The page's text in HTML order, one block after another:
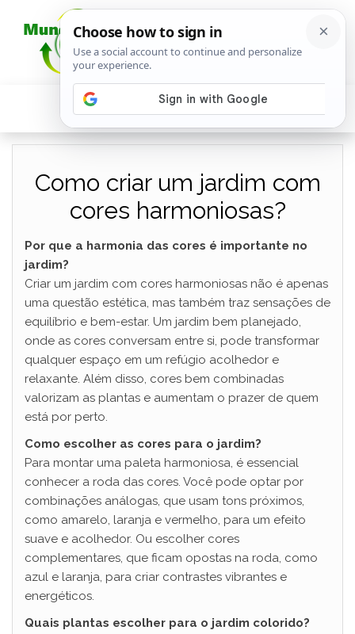
Como criar um jardim com
cores harmoniosas?
Por que a harmonia das cores é importante no
jardim?
Criar um jardim com cores harmoniosas não é apenas
uma questão estética, mas também traz sensações de
equilíbrio e bem-estar. Um jardim bem planejado,
onde as cores conversam entre si, pode transformar
qualquer espaço em um refúgio acolhedor e
relaxante. Além disso, cores bem combinadas
valorizam as plantas e aumentam o prazer de quem
está por perto.
Como escolher as cores para o jardim?
Para montar uma paleta harmoniosa, é essencial
conhecer a roda das cores. Você pode optar por
combinações análogas, que usam tons próximos,
como amarelo, laranja e vermelho, para um efeito
suave e acolhedor. Ou escolher cores
complementares, que ficam opostas na roda, como
azul e laranja, para criar contrastes vibrantes e
energéticos.
Quais plantas escolher para o jardim colorido?